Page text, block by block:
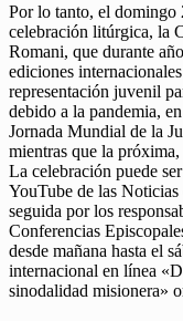
Por lo tanto, el domingo
celebración litúrgica, la
Romani, que durante
ediciones
representación juvenil
debido a la pandemia,
Jornada Mundial de la
mientras que la
La celebración puede
YouTube de las
seguida por los
Conferencias
desde mañana hasta el
internacional en línea
sinodalidad misionera»